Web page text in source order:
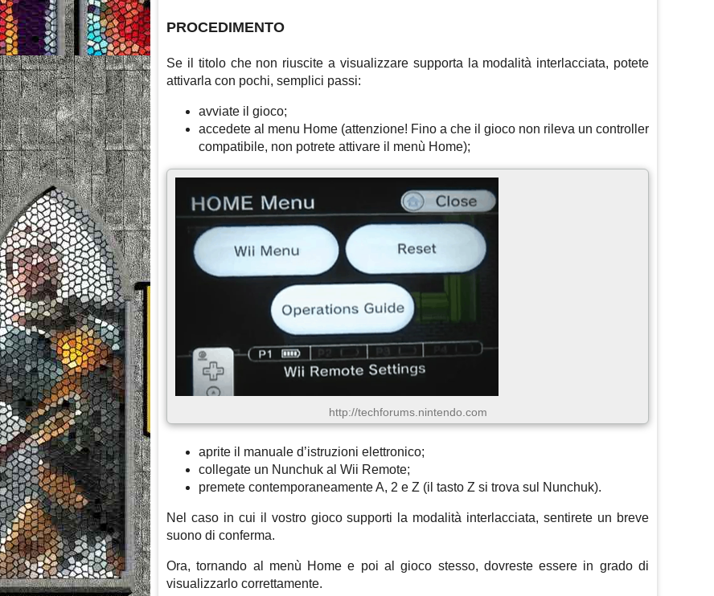
PROCEDIMENTO
Se il titolo che non riuscite a visualizzare supporta la modalità interlacciata, potete
attivarla con pochi, semplici passi:
avviate il gioco;
accedete al menu Home (attenzione! Fino a che il gioco non rileva un controller
compatibile, non potrete attivare il menù Home);
http://techforums.nintendo.com
aprite il manuale d’istruzioni elettronico;
collegate un Nunchuk al Wii Remote;
premete contemporaneamente A, 2 e Z (il tasto Z si trova sul Nunchuk).
Nel caso in cui il vostro gioco supporti la modalità interlacciata, sentirete un breve
suono di conferma.
Ora, tornando al menù Home e poi al gioco stesso, dovreste essere in grado di
visualizzarlo correttamente.